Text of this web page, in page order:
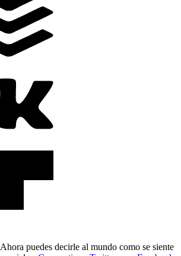
puedes decirle al mundo como se siente